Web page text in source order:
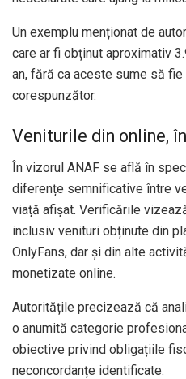
Un exemplu menționat de
care ar fi obținut aproximativ
an, fără ca aceste sume să
corespunzător.
Veniturile din online,
În vizorul ANAF se află în
diferențe semnificative între
viață afișat. Verificările
inclusiv venituri obținute din
OnlyFans, dar și din alte
monetizate online.
Autoritățile precizează că
o anumită categorie
obiective privind obligațiile
neconcordanțe identificate.